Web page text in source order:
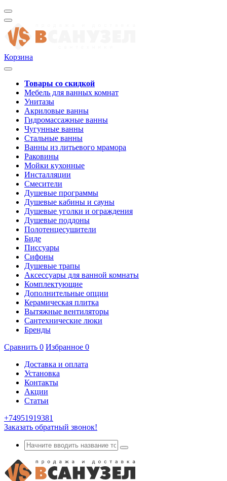
Корзина
Товары со скидкой
Мебель для ванных комнат
Унитазы
Акриловые ванны
Гидромассажные ванны
Чугунные ванны
Стальные ванны
Ванны из литьевого мрамора
Раковины
Мойки кухонные
Инсталляции
Смесители
Душевые программы
Душевые кабины и сауны
Душевые уголки и ограждения
Душевые поддоны
Полотенцесушители
Биде
Писсуары
Сифоны
Душевые трапы
Аксессуары для ванной комнаты
Комплектующие
Дополнительные опции
Керамическая плитка
Вытяжные вентиляторы
Сантехнические люки
Бренды
Сравнить 0 Избранное 0
Доставка и оплата
Установка
Контакты
Акции
Статьи
+74951919381
Заказать обратный звонок!